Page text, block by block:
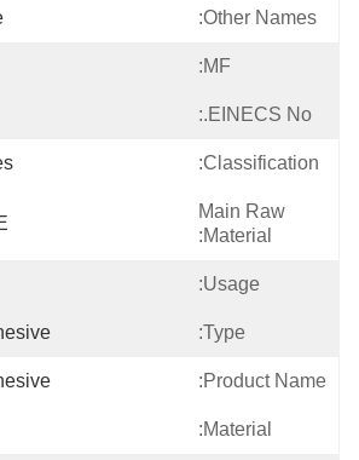
Other Names:
MF:
EINECS No.:
Classification:
Main Raw
Material:
Usage:
Type:
Product Name:
Material: